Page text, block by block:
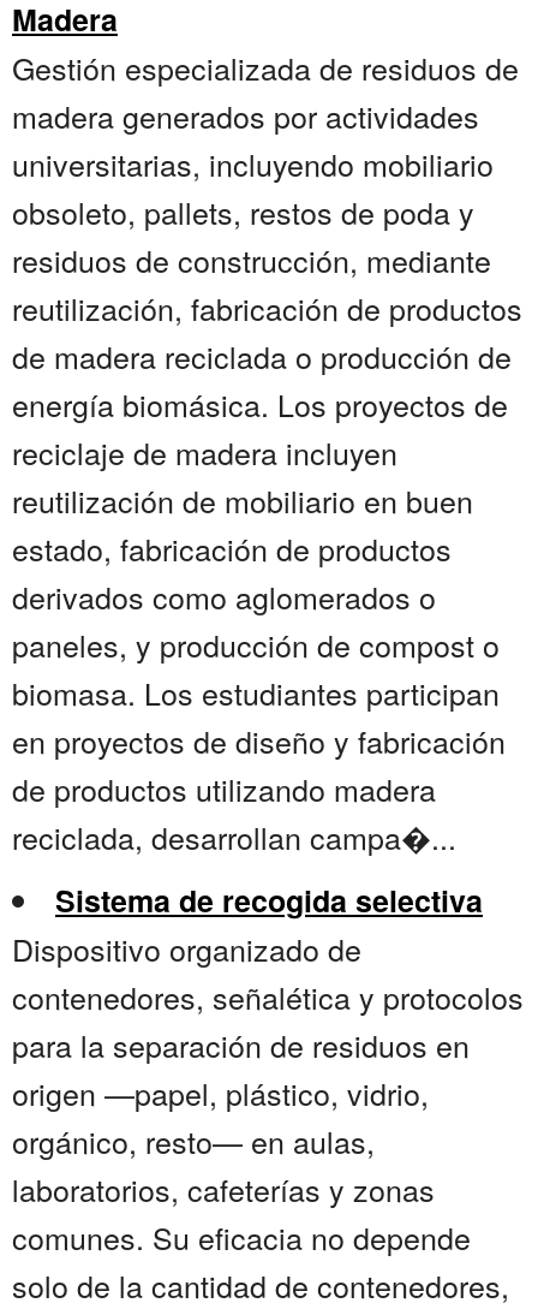
Madera
Gestión especializada de residuos de
madera generados por actividades
universitarias, incluyendo mobiliario
obsoleto, pallets, restos de poda y
residuos de construcción, mediante
reutilización, fabricación de productos
de madera reciclada o producción de
energía biomásica. Los proyectos de
reciclaje de madera incluyen
reutilización de mobiliario en buen
estado, fabricación de productos
derivados como aglomerados o
paneles, y producción de compost o
biomasa. Los estudiantes participan
en proyectos de diseño y fabricación
de productos utilizando madera
reciclada, desarrollan campa�...
Sistema de recogida selectiva
Dispositivo organizado de
contenedores, señalética y protocolos
para la separación de residuos en
origen —papel, plástico, vidrio,
orgánico, resto— en aulas,
laboratorios, cafeterías y zonas
comunes. Su eficacia no depende
solo de la cantidad de contenedores,